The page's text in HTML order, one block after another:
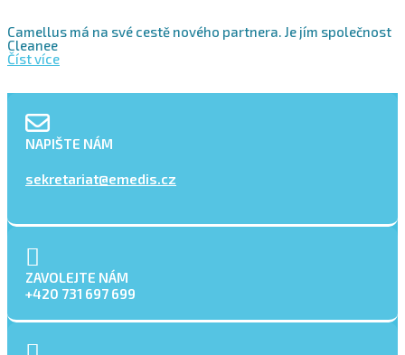
Camellus má na své cestě nového partnera. Je jím společnost
Cleanee
Číst více
NAPIŠTE NÁM
sekretariat@emedis.cz
ZAVOLEJTE NÁM
+420 731 697 699